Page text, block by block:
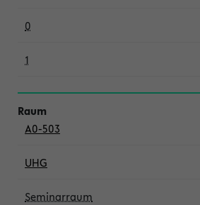
0
1
A0-503
UHG
Seminarraum